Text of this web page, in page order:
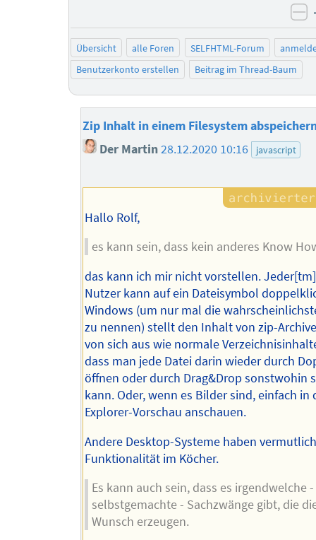
Übersicht alle Foren SELFHTML-Forum
Benutzerkonto erstellen
Beitrag im Thread-Baum
Zip Inhalt in einem Filesystem
Der Martin28.12.2020 10:16 javascript
Hallo Rolf,
es kann sein, dass kein anderes Know
das kann ich mir nicht vorstellen.
Nutzer kann auf ein Dateisymbol
Windows (um nur mal die
zu nennen) stellt den Inhalt von zip-
von sich aus wie normale
dass man jede Datei darin wieder durch
öffnen oder durch Drag&Drop sonstwohin
kann. Oder, wenn es Bilder sind, einfach in
Explorer-Vorschau anschauen.
Andere Desktop-Systeme haben
Funktionalität im Köcher.
Es kann auch sein, dass es irgendwelche
selbstgemachte - Sachzwänge gibt, die
Wunsch erzeugen.